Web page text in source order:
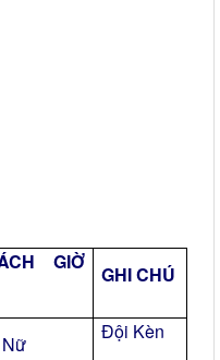
GIỜ
GHI CHÚ
Đội Kèn